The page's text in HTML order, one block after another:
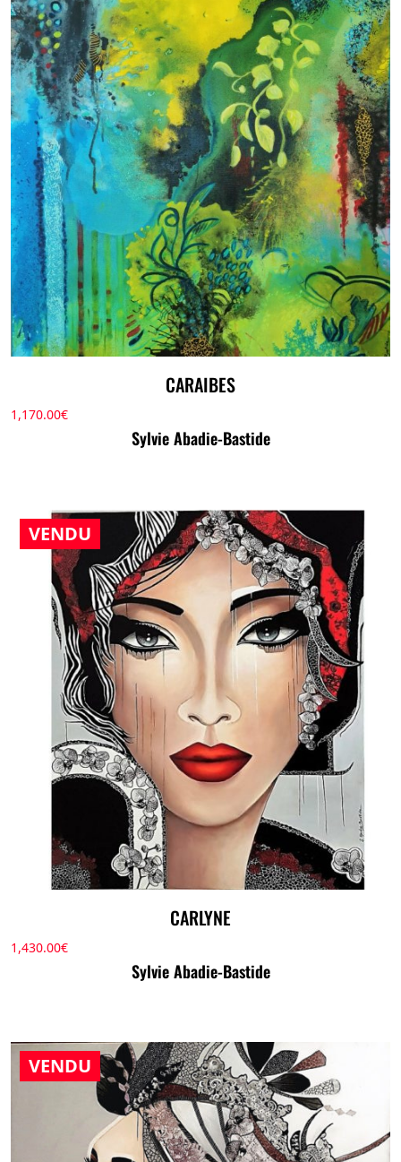
CARAIBES
1,170.00€
Sylvie Abadie-Bastide
VENDU
CARLYNE
1,430.00€
Sylvie Abadie-Bastide
VENDU